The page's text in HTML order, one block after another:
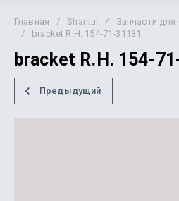
Главная / Shantui /
Запчасти для
/
bracket R.H. 154-71-31131
bracket R.H. 154-
Предыдущий